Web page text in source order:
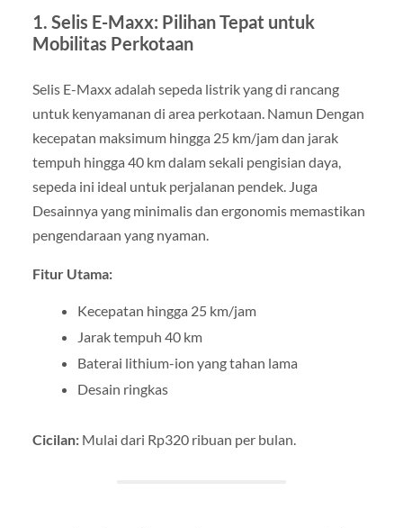
1. Selis E-Maxx: Pilihan Tepat untuk
Mobilitas Perkotaan
Selis E-Maxx adalah sepeda listrik yang di rancang
untuk kenyamanan di area perkotaan. Namun Dengan
kecepatan maksimum hingga 25 km/jam dan jarak
tempuh hingga 40 km dalam sekali pengisian daya,
sepeda ini ideal untuk perjalanan pendek. Juga
Desainnya yang minimalis dan ergonomis memastikan
pengendaraan yang nyaman.
Fitur Utama:
Kecepatan hingga 25 km/jam
Jarak tempuh 40 km
Baterai lithium-ion yang tahan lama
Desain ringkas
Cicilan:Mulai dari Rp320 ribuan per bulan.